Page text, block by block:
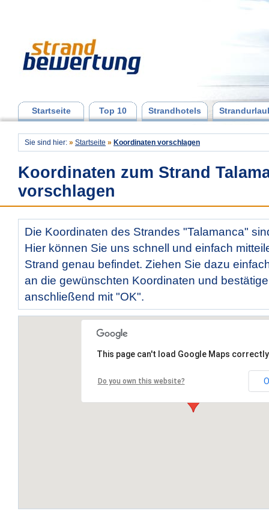
Startseite Top 10 Strandhotels
Sie sind hier: » Startseite » Koordinaten vorschlagen
Koordinaten zum Strand
vorschlagen
Die Koordinaten des Strandes "Talamanca"
Hier können Sie uns schnell und einfach
Strand genau befindet. Ziehen Sie dazu
an die gewünschten Koordinaten und
anschließend mit "OK".
This page can't load Google Maps
Do you own this website?